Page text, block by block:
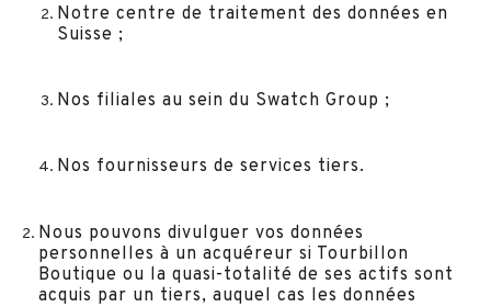
Notre centre de traitement des données en
Suisse ;
Nos filiales au sein du Swatch Group ;
Nos fournisseurs de services tiers.
Nous pouvons divulguer vos données
personnelles à un acquéreur si Tourbillon
Boutique ou la quasi-totalité de ses actifs sont
acquis par un tiers, auquel cas les données